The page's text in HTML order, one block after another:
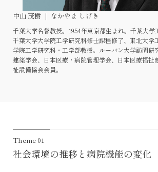
中山 茂樹 ｜ なかやま しげき
千葉大学名誉教授。1954年東京都生まれ。千葉大学
千葉大学大学院工学研究科修士課程修了、東北大学
学院工学研究科・工学部教授。ルーバン大学訪問研
建築学会、日本医療・病院管理学会、日本医療福祉
祉設備協会会員。
Theme 01
社会環境の推移と病院機能の変化